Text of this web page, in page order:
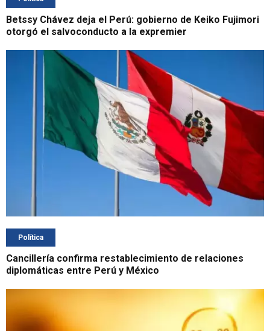
Betssy Chávez deja el Perú: gobierno de Keiko Fujimori
otorgó el salvoconducto a la expremier
Política
Cancillería confirma restablecimiento de relaciones
diplomáticas entre Perú y México